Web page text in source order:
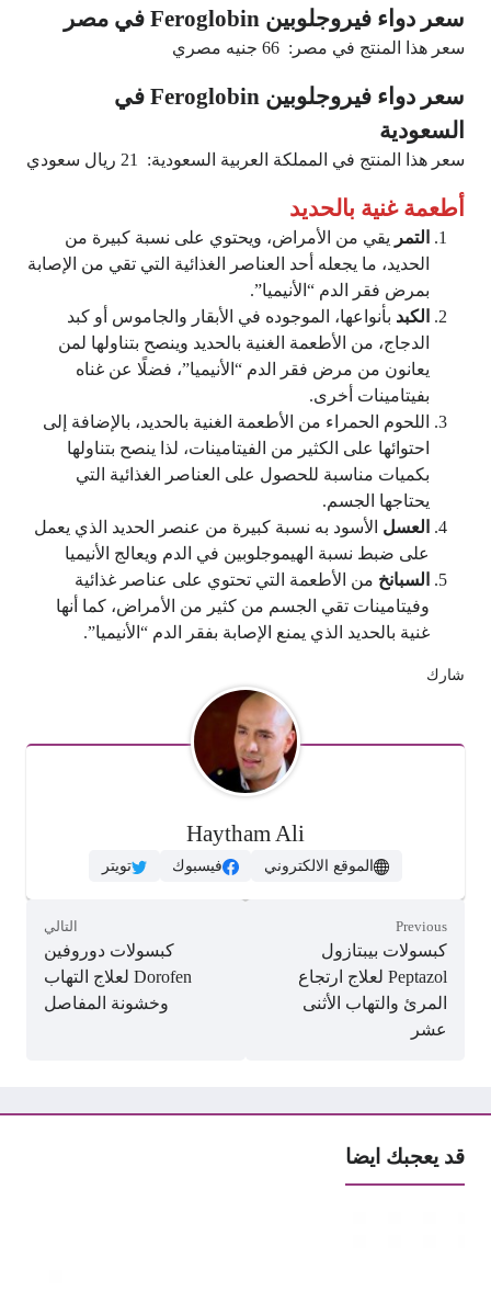
سعر دواء فيروجلوبين Feroglobin في مصر
سعر هذا المنتج في مصر: 66 جنيه مصري
سعر دواء فيروجلوبين Feroglobin في
السعودية
سعر هذا المنتج في المملكة العربية السعودية: 21 ريال سعودي
أطعمة غنية بالحديد
التمر يقي من الأمراض، ويحتوي على نسبة كبيرة من
الحديد، ما يجعله أحد العناصر الغذائية التي تقي من الإصابة
بمرض فقر الدم “الأنيميا”.
الكبد بأنواعها، الموجوده في الأبقار والجاموس أو كبد
الدجاج، من الأطعمة الغنية بالحديد وينصح بتناولها لمن
يعانون من مرض فقر الدم “الأنيميا”، فضلًا عن غناه
بفيتامينات أخرى.
اللحوم الحمراء من الأطعمة الغنية بالحديد، بالإضافة إلى
احتوائها على الكثير من الفيتامينات، لذا ينصح بتناولها
بكميات مناسبة للحصول على العناصر الغذائية التي
يحتاجها الجسم.
العسل الأسود به نسبة كبيرة من عنصر الحديد الذي يعمل
على ضبط نسبة الهيموجلوبين في الدم ويعالج الأنيميا
السبانخ من الأطعمة التي تحتوي على عناصر غذائية
وفيتامينات تقي الجسم من كثير من الأمراض، كما أنها
غنية بالحديد الذي يمنع الإصابة بفقر الدم “الأنيميا”.
شارك
Haytham Ali
الموقع الالكتروني فيسبوك تويتر
Previous
كبسولات بيبتازول
Peptazol لعلاج ارتجاع
المرئ والتهاب الأثنى
عشر
التالي
كبسولات دوروفين
Dorofen لعلاج التهاب
وخشونة المفاصل
قد يعجبك ايضا